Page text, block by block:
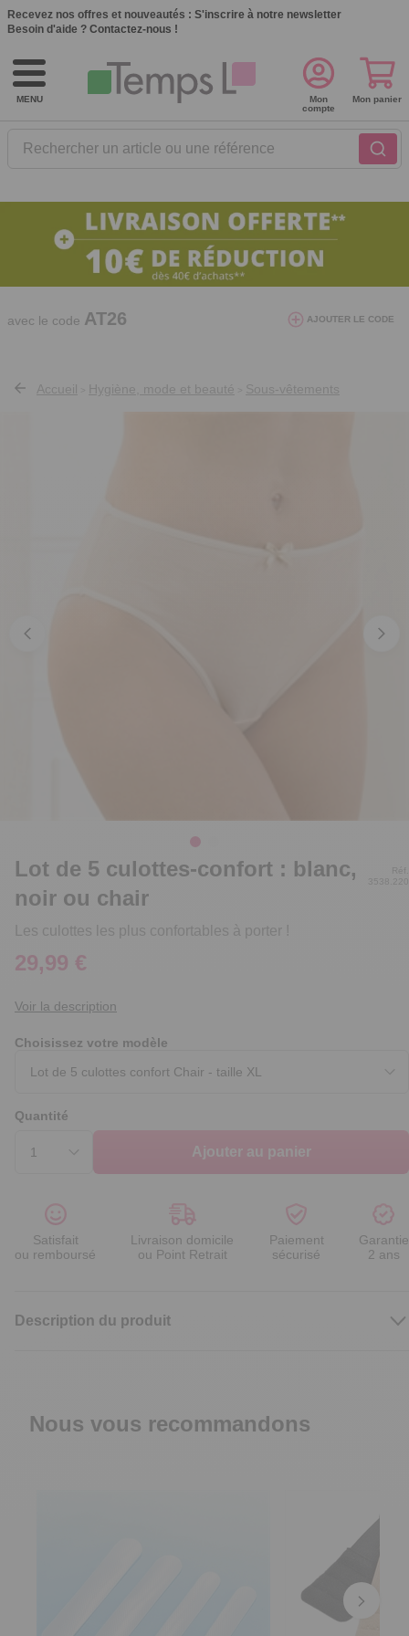
Recevez nos offres et nouveautés : S'inscrire à notre newsletter
Besoin d'aide ? Contactez-nous !
MENU
Rechercher un article ou une référence
Mon
compte
Mon panier
10€ de réduction dès 40€ d'achat. Offre
valable du 03/08/2026 au 12/08/2026.
avec le code AT26 AJOUTER LE CODE
Accueil Hygiène, mode et beauté Sous-vêtements
Lot de 5 culottes-confort : blanc,
noir ou chair
Les culottes les plus confortables à porter !
Réf.
29,99 €
Voir la description
Choisissez votre modèle
Quantité
Ajouter au panier
Satisfait
ou remboursé
Livraison domicile
ou Point Retrait
Paiement
sécurisé
Garantie
2 ans
Description du produit
Nous vous recommandons